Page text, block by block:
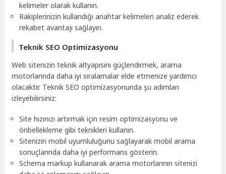
kelimeler olarak kullanın.
Rakiplerinizin kullandığı anahtar kelimeleri analiz ederek
rekabet avantajı sağlayın.
Teknik SEO Optimizasyonu
Web sitenizin teknik altyapısını güçlendirmek, arama
motorlarında daha iyi sıralamalar elde etmenize yardımcı
olacaktır. Teknik SEO optimizasyonunda şu adımları
izleyebilirsiniz:
Site hızınızı artırmak için resim optimizasyonu ve
önbellekleme gibi teknikleri kullanın.
Sitenizin mobil uyumluluğunu sağlayarak mobil arama
sonuçlarında daha iyi performans gösterin.
Schema markup kullanarak arama motorlarının sitenizi